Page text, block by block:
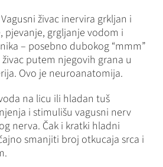
živac inervira grkljan i
pjevanje, grgljanje vodom i
– posebno dubokog “mmm”
putem njegovih grana u
Ovo je neuroanatomija.
na licu ili hladan tuš
i stimulišu vagusni nerv
nerva. Čak i kratki hladni
smanjiti broj otkucaja srca i